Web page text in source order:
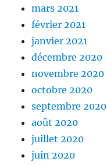
mars 2021
février 2021
janvier 2021
décembre 2020
novembre 2020
octobre 2020
septembre 2020
août 2020
juillet 2020
juin 2020